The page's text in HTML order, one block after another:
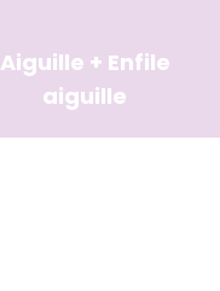
Aiguille + Enfile
aiguille